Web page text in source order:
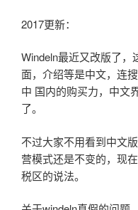
2017更新：
Windeln最近又改版了
面，介绍等是中文，连
中 国内的购买力，中文
了。
不过大家不用看到中文
营模式还是不变的，现
税区的说法。